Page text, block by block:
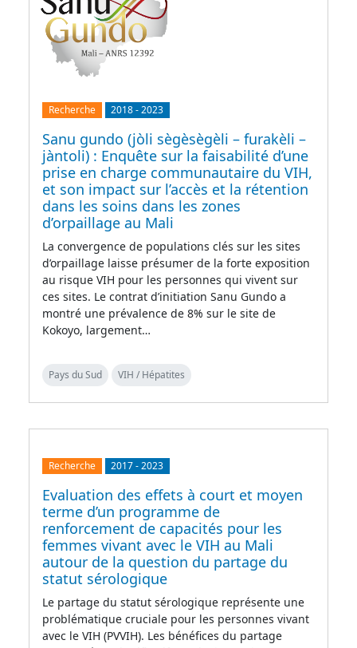
Recherche 2018-2023
Sanu gundo (jòli sègèsègèli – furakèli –
jàntoli) : Enquête sur la faisabilité d’une
prise en charge communautaire du VIH,
et son impact sur l’accès et la rétention
dans les soins dans les zones
d’orpaillage au Mali
La convergence de populations clés sur les sites
d’orpaillage laisse présumer de la forte exposition
au risque VIH pour les personnes qui vivent sur
ces sites. Le contrat d’initiation Sanu Gundo a
montré une prévalence de 8% sur le site de
Kokoyo, largement…
Pays du Sud VIH / Hépatites
Recherche 2017-2023
Evaluation des effets à court et moyen
terme d’un programme de
renforcement de capacités pour les
femmes vivant avec le VIH au Mali
autour de la question du partage du
statut sérologique
Le partage du statut sérologique représente une
problématique cruciale pour les personnes vivant
avec le VIH (PVVIH). Les bénéfices du partage